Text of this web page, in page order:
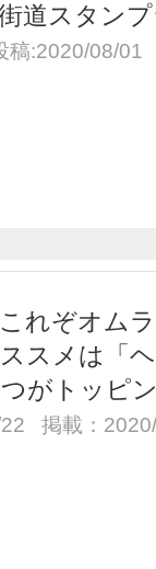
道スタン
稿:2020/08/
れぞオム
スメは「
がトッピ
22 掲載：